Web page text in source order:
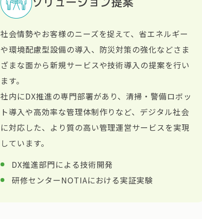
ソリューション提案
社会情勢やお客様のニーズを捉えて、省エネルギー
や環境配慮型設備の導入、防災対策の強化などさま
ざまな面から新規サービスや技術導入の提案を行い
ます。
社内にDX推進の専門部署があり、清掃・警備ロボッ
ト導入や高効率な管理体制作りなど、デジタル社会
に対応した、より質の高い管理運営サービスを実現
しています。
DX推進部門による技術開発
研修センターNOTIAにおける実証実験